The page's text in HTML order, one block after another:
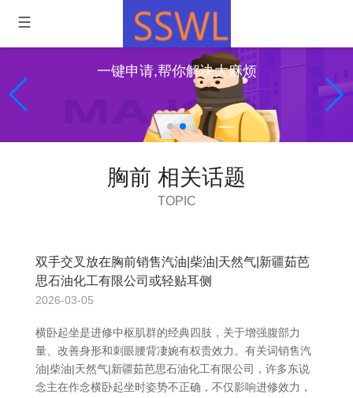
一键申请,帮你解决大麻烦
胸前 相关话题
TOPIC
双手交叉放在胸前销售汽油|柴油|天然气|新疆茹芭
思石油化工有限公司或轻贴耳侧
2026-03-05
横卧起坐是进修中枢肌群的经典四肢，关于增强腹部力
量、改善身形和刺眼腰背凄婉有权贵效力。有关词销售汽
油|柴油|天然气|新疆茹芭思石油化工有限公司，许多东说
念主在作念横卧起坐时姿势不正确，不仅影响进修效力，